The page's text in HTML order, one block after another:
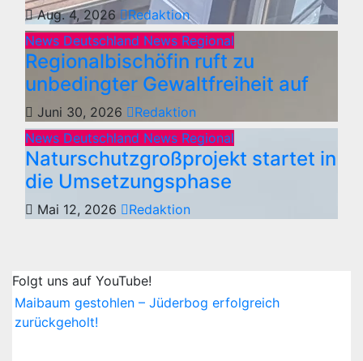
Aug. 4, 2026
Redaktion
News Deutschland News Regional
Regionalbischöfin ruft zu
unbedingter Gewaltfreiheit auf
Juni 30, 2026
Redaktion
News Deutschland News Regional
Naturschutzgroßprojekt startet in
die Umsetzungsphase
Mai 12, 2026 Redaktion
Folgt uns auf YouTube!
Maibaum gestohlen – Jüderbog erfolgreich
zurückgeholt!